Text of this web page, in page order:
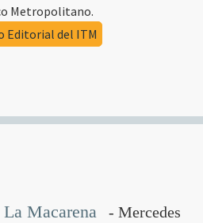
Metropolitano.
Editorial del ITM
La Macarena
- Mercedes